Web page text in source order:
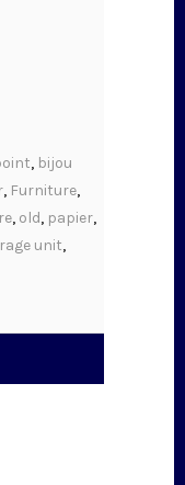
, bijou
, Furniture,
, old, papier,
unit,